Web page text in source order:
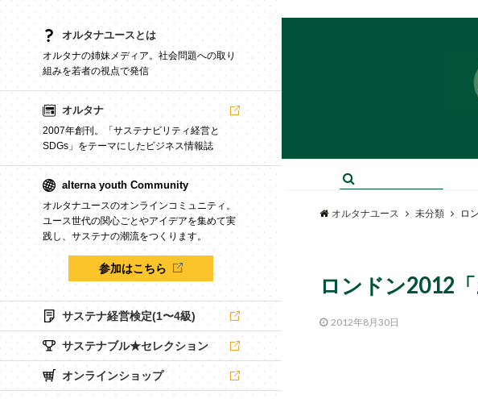
オルタナユースとは
オルタナの姉妹メディア。社会問題への取り
組みを若者の視点で発信
オルタナ
2007年創刊。「サステナビリティ経営と
SDGs」をテーマにしたビジネス情報誌
alterna youth Community
オルタナユースのオンラインコミュニティ。
ユース世代の関心ごとやアイデアを集めて実
践し、サステナの潮流をつくります。
参加はこちら
サステナ経営検定(1〜4級)
サステナブル★セレクション
オンラインショップ
オルタナユース 未分類 ロ
ロンドン2012
2012年8月30日